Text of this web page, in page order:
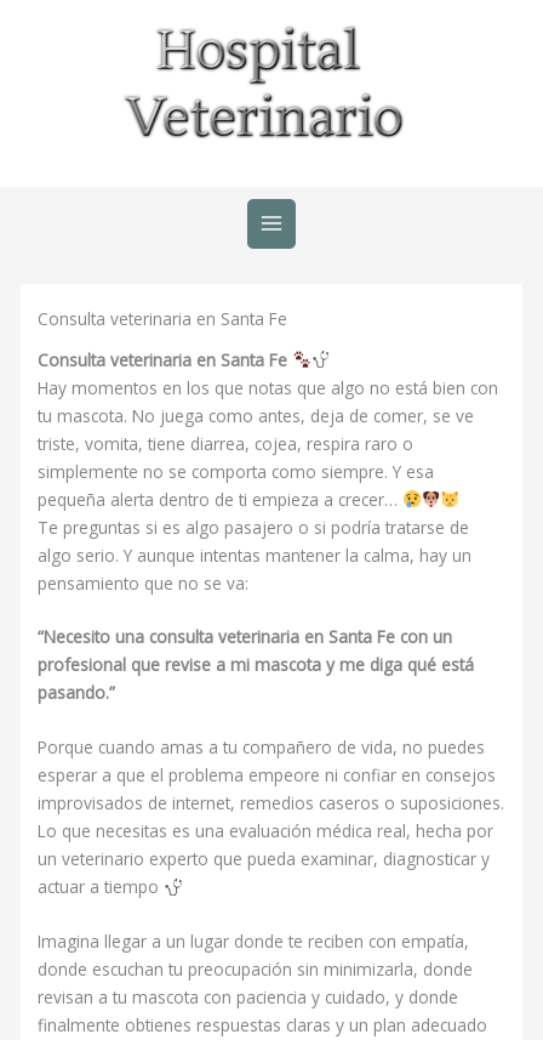
Consulta veterinaria en Santa Fe
Consulta veterinaria en Santa Fe
Hay momentos en los que notas que algo no está bien con
tu mascota. No juega como antes, deja de comer, se ve
triste, vomita, tiene diarrea, cojea, respira raro o
simplemente no se comporta como siempre. Y esa
pequeña alerta dentro de ti empieza a crecer…
Te preguntas si es algo pasajero o si podría tratarse de
algo serio. Y aunque intentas mantener la calma, hay un
pensamiento que no se va:
“Necesito una consulta veterinaria en Santa Fe con un
profesional que revise a mi mascota y me diga qué está
pasando.”
Porque cuando amas a tu compañero de vida, no puedes
esperar a que el problema empeore ni confiar en consejos
improvisados de internet, remedios caseros o suposiciones.
Lo que necesitas es una evaluación médica real, hecha por
un veterinario experto que pueda examinar, diagnosticar y
actuar a tiempo
Imagina llegar a un lugar donde te reciben con empatía,
donde escuchan tu preocupación sin minimizarla, donde
revisan a tu mascota con paciencia y cuidado, y donde
finalmente obtienes respuestas claras y un plan adecuado